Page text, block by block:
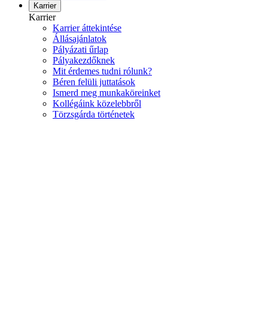
Karrier
Karrier
Karrier áttekintése
Állásajánlatok
Pályázati űrlap
Pályakezdőknek
Mit érdemes tudni rólunk?
Béren felüli juttatások
Ismerd meg munkaköreinket
Kollégáink közelebbről
Törzsgárda történetek